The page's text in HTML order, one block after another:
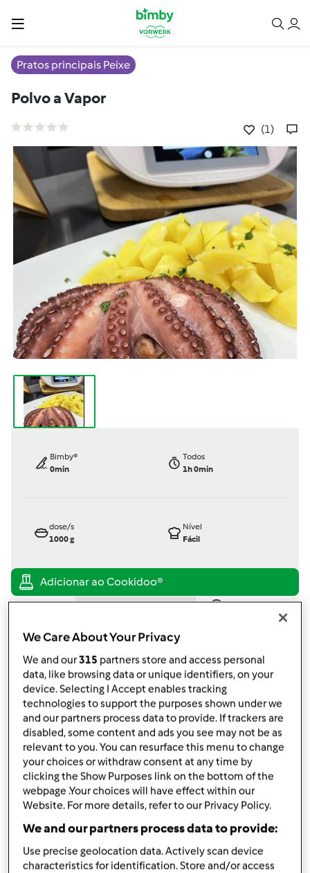
Pratos principais Peixe
Polvo a Vapor
(1)
Bimby®
0min
Todos
1h 0min
dose/s
1000g
Nível
Fácil
TM6 TM5 TM31 TM21
published: 07.12.2024
Adicionar às minhas coleções
Partilhar receita
Criar uma variante
Ingredientes
Polvo a Vapor
1000gágua
We Care About Your Privacy
We and our315 partners store and access personal
data, like browsing data or unique identifiers, on your
device. Selecting I Accept enables tracking
technologies to support the purposes shown under we
and our partners process data to provide. If trackers are
disabled, some content and ads you see may not be as
relevant to you. You can resurface this menu to change
your choices or withdraw consent at any time by
clicking the Show Purposes link on the bottom of the
webpage .Your choices will have effect within our
Website. For more details, refer to our Privacy Policy.
We and our partners process data to provide:
Use precise geolocation data. Actively scan device
characteristics for identification. Store and/or access